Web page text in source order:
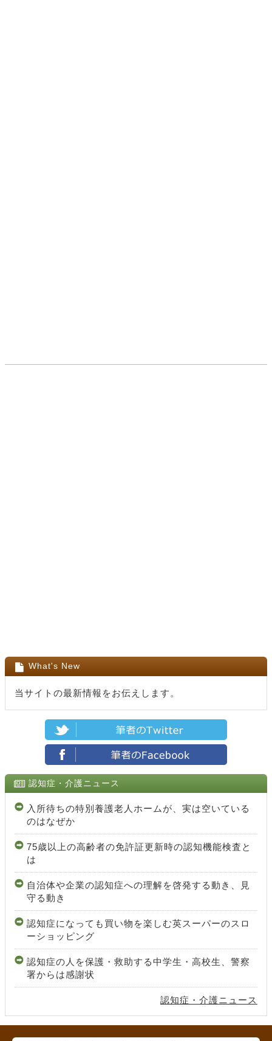
What's New
当サイトの最新情報をお伝えします。
認知症・介護ニュース
入所待ちの特別養護老人ホームが、実は空いている
のはなぜか
75歳以上の高齢者の免許証更新時の認知機能検査と
は
自治体や企業の認知症への理解を啓発する動き、見
守る動き
認知症になっても買い物を楽しむ英スーパーのスロ
ーショッピング
認知症の人を保護・救助する中学生・高校生、警察
署からは感謝状
認知症・介護ニュース